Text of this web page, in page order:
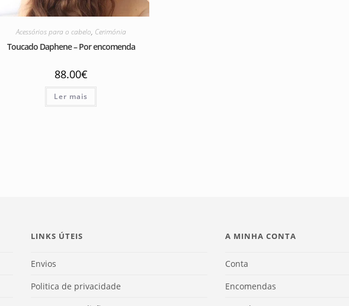
Acessórios para o cabelo, Cerimónia
Toucado Daphene – Por encomenda
88.00€
Ler mais
LINKS ÚTEIS
Envios
Politica de privacidade
A MINHA CONTA
Conta
Encomendas